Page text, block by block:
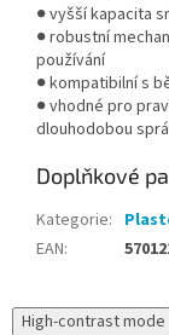
● vyšší kapacita
● robustní
používání
● kompatibilní s
● vhodné pro
dlouhodobou
Doplňkové
Kategorie:
EAN:
High-contrast mode